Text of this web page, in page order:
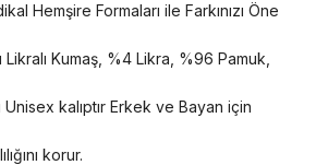
Hemşire Formaları ile Farkınızı Öne
Kumaş, %4 Likra, %96 Pamuk,
kalıptır Erkek ve Bayan için
korur.